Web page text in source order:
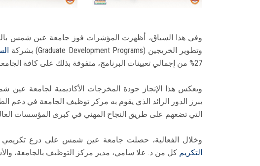
وفي هذا السياق، أظهرت المؤشرات فوز جامعة عين شمس
وتطوير الخريجين (Graduate Development Programs) بشركة
27% من إجمالي تعيينات البرنامج، متفوقة بذلك على كافة الجامعات الأخرى.
ويعكس هذا الإنجاز جودة المخرجات الأكاديمية لجامعة
يبرز الدور الرائد الذي يقوم به مركز توظيف الجامعة في دعم
التي تضعهم على طريق النجاح المهني في كبرى المؤسسات
وخلال الفعالية، حصلت جامعة عين شمس على درع تكريمي
التكريم كل من د. علا سامي، مدير مركز التوظيف بالجامعة،